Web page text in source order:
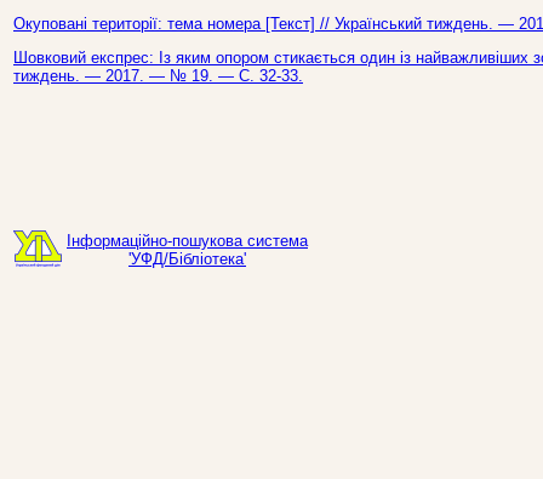
Окуповані території: тема номера [Текст] // Український тиждень.
Шовковий експрес: Із яким опором стикається один із найважливіших
тиждень. — 2017. — № 19. — С. 32-33.
Інформаційно-пошукова система
'УФД/Бібліотека'